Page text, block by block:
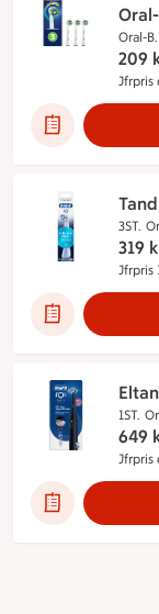
Oral-B.
209
Jfrpris
3ST.
319
Jfrpris
1ST.
649
Jfrpris